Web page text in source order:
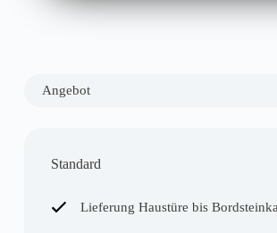
Angebot
Standard
Lieferung Haustüre bis